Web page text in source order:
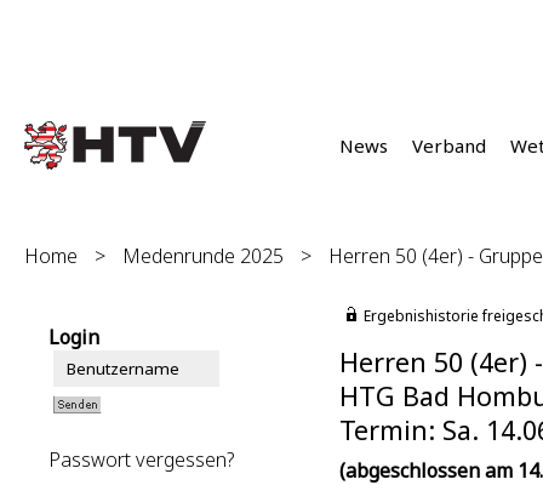
News Verband
Home > Medenrunde 2025 > Herren 50 (4er) -
Login
Passwort vergessen?
Ergebnishistorie
Herren 50 (4er)
HTG Bad
Termin: Sa.
(abgeschlossen am